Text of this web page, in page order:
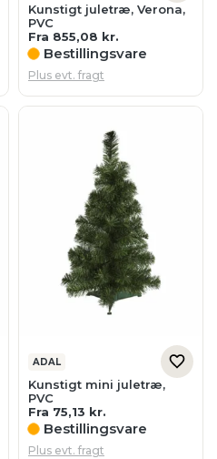
Kunstigt juletræ, Verona,
PVC
Fra 855,08 kr.
Bestillingsvare
Plus evt. fragt
ADAL
Kunstigt mini juletræ,
PVC
Fra 75,13 kr.
Bestillingsvare
Plus evt. fragt